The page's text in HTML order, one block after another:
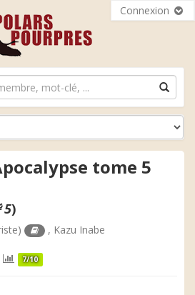
Connexion
tome 5
5)
, Kazu Inabe
7/10